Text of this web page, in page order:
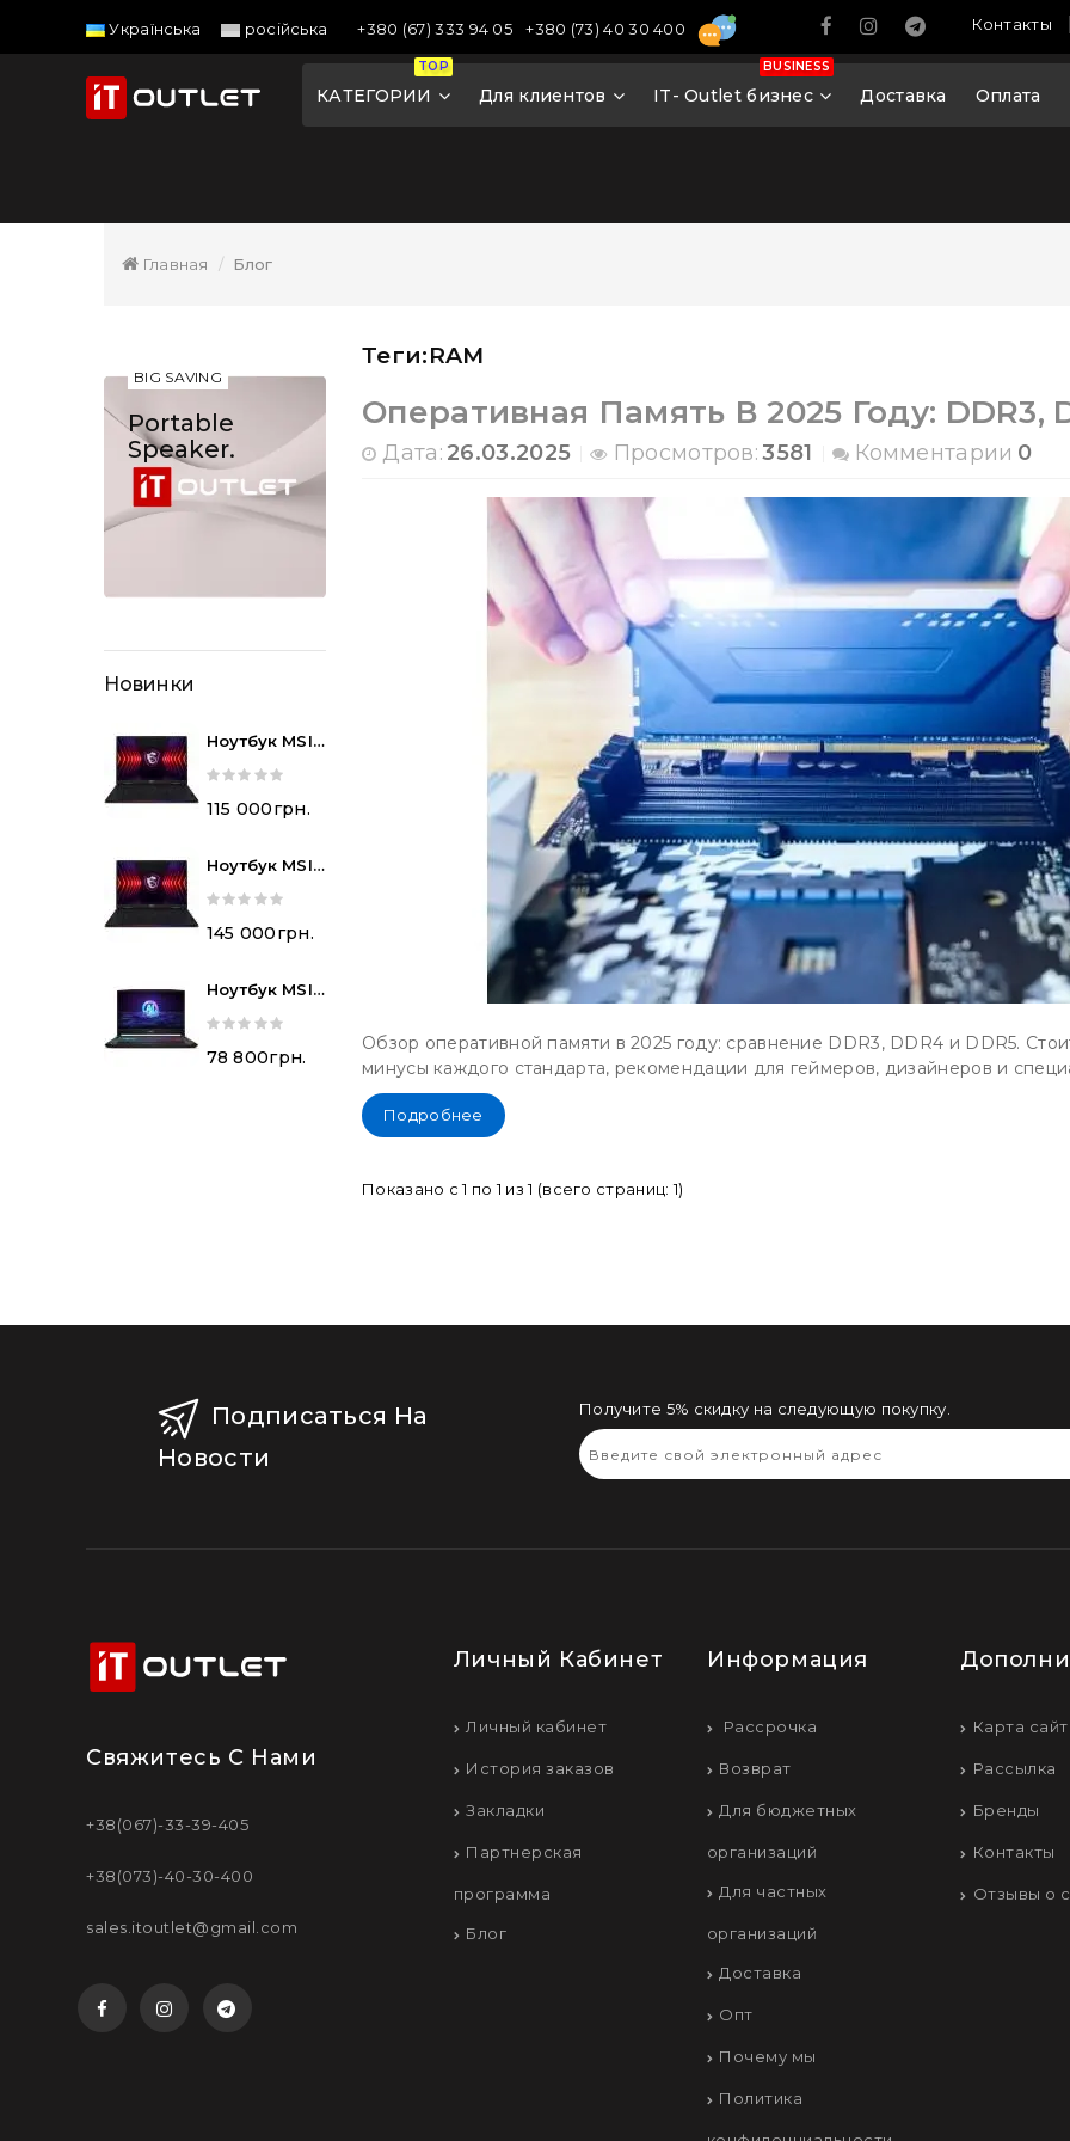
Українська російська +380 (67) 333 94 05 +380 (73) 40 30 400 Контакты
TOP
КАТЕГОРИИ Для клиентов
BUSINESS
IT- Outlet бизнес Доставка Оплата
Главная Блог
BIG SAVING
Portable
Speaker.
Новинки
Ноутбук MSI
Raider 18 HX
2560x1600/Co
I9/32GB/1TB/
RTX4080) Ref
115 000грн.
Ноутбук MSI
Raider A18 HX
2560x1600/Ry
9/32GB/1TB/R
TX4090) Ref
145 000грн.
Ноутбук MSI
Katana A15 AI
1920x1080/Ry
78 800грн.
Теги:RAM
Оперативная Память В 2025 Году: DDR3,
Дата: 26.03.2025 Просмотров:3581 Комментарии 0
Обзор оперативной памяти в 2025 году: сравнение DDR3, DDR4 и DDR5.
минусы каждого стандарта, рекомендации для геймеров, дизайнеров и
Подробнее
Показано с 1 по 1 из 1 (всего страниц: 1)
Подписаться На
Новости
Получите 5% скидку на следующую покупку.
Свяжитесь С Нами
+38(067)-33-39-405
+38(073)-40-30-400
sales.itoutlet@gmail.com
Личный Кабинет
Личный кабинет
История заказов
Закладки
Партнерская
программа
Блог
Информация
Рассрочка
Возврат
Для бюджетных
организаций
Для частных
организаций
Доставка
Опт
Почему мы
Политика
Карта
Рассылка
Бренды
Контакты
Отзывы о